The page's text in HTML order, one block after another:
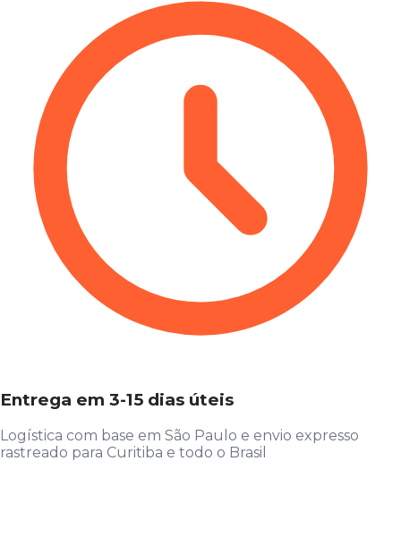
Entrega em 3-15 dias úteis
Logística com base em São Paulo e envio expresso
rastreado para Curitiba e todo o Brasil